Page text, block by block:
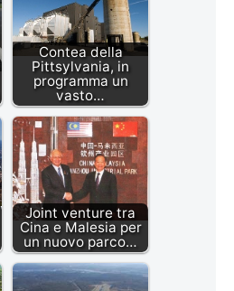
Contea della
Pittsylvania, in
programma un
vasto…
Joint venture tra
Cina e Malesia per
un nuovo parco…